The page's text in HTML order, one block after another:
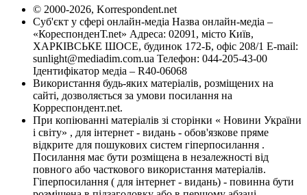
© 2000-2026, Korrespondent.net
Суб'єкт у сфері онлайн-медіа Назва онлайн-медіа –
«КореспонденТ.net» Адреса: 02091, місто Київ,
ХАРКІВСЬКЕ ШОСЕ, будинок 172-Б, офіс 208/1 E-mail:
sunlight@mediadim.com.ua Телефон: 044-205-43-00
Ідентифікатор медіа – R40-06068
Використання будь-яких матеріалів, розміщених на
сайті, дозволяється за умови посилання на
Корреспондент.net.
При копіюванні матеріалів зі сторінки « Новини України
і світу» , для інтернет - видань - обов'язкове пряме
відкрите для пошукових систем гіперпосилання .
Посилання має бути розміщена в незалежності від
повного або часткового використання матеріалів.
Гіперпосилання ( для інтернет - видань) - повинна бути